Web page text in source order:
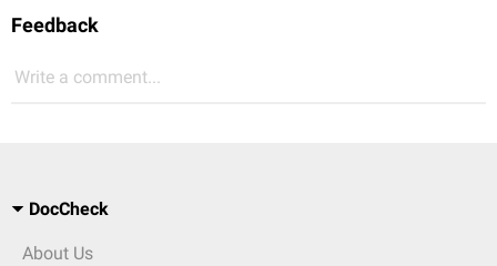
Feedback
Write a comment...
DocCheck
About Us